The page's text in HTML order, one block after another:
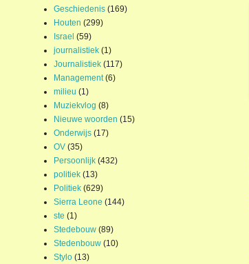
Geschiedenis (169)
Houten (299)
Israel (59)
journalistiek (1)
Journalistiek (117)
Management (6)
milieu (1)
Muziekvlog (8)
Nieuwe woorden (15)
Onderwijs (17)
OV (35)
Persoonlijk (432)
politiek (13)
Politiek (629)
Sierra Leone (144)
ste (1)
Stedebouw (89)
Stedenbouw (10)
Stylo (13)